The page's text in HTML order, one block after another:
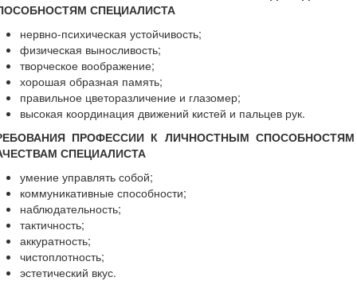
СПЕЦИАЛИСТА
нервно-психическая устойчивость;
физическая выносливость;
творческое воображение;
хорошая образная память;
правильное цветоразличение и глазомер;
высокая координация движений кистей и пальцев рук.
ПРОФЕССИИ К ЛИЧНОСТНЫМ
СПЕЦИАЛИСТА
умение управлять собой;
коммуникативные способности;
наблюдательность;
тактичность;
аккуратность;
чистоплотность;
эстетический вкус.